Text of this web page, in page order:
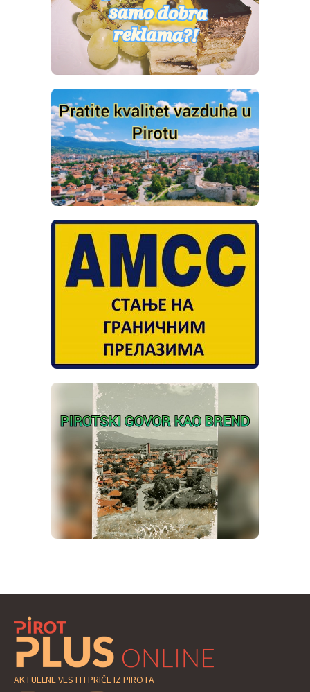
AKTUELNE VESTI I PRIČE IZ PIROTA